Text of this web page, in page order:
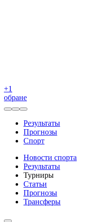
+1
обране
Результаты
Прогнозы
Спорт
Новости спорта
Результаты
Турниры
Статьи
Прогнозы
Трансферы